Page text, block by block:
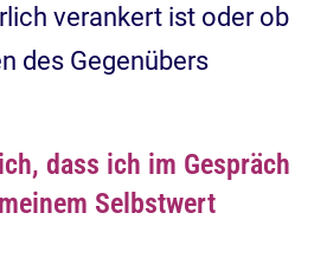
verankert ist oder ob
des Gegenübers
dass ich im Gespräch
Selbstwert